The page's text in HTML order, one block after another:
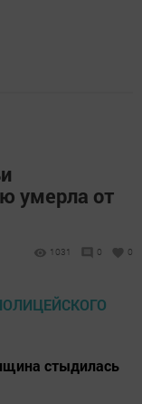
умерла от
1031 0 0
стыдилась